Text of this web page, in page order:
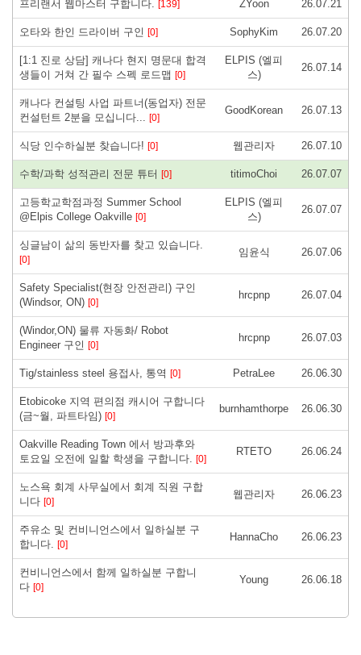
프리랜서 웹마스터 구합니다. [139] ZYoon 26.07.21
오타와 한인 드라이버 구인 [0] SophyKim 26.07.20
[1:1 진로 상담] 캐나다 현지 명문대 합격
생들이 거쳐 간 필수 스펙 로드맵 [0]
ELPIS (엘피
스)
26.07.14
캐나다 컨설팅 사업 파트너(동업자) 전문
컨설턴트 2분을 모십니다... [0]
GoodKorean 26.07.13
식당 인수하실분 찾습니다! [0] 웹관리자 26.07.10
수학/과학 성적관리 전문 튜터 [0] titimoChoi 26.07.07
고등학교학점과정 Summer School
@Elpis College Oakville [0]
ELPIS (엘피
스)
26.07.07
싱글남이 삶의 동반자를 찾고 있습니다.
[0]
임윤식 26.07.06
Safety Specialist(현장 안전관리) 구인
(Windsor, ON) [0]
hrcpnp 26.07.04
(Windor,ON) 물류 자동화/ Robot
Engineer 구인 [0]
hrcpnp 26.07.03
Tig/stainless steel 용접사, 통역 [0] PetraLee 26.06.30
Etobicoke 지역 편의점 캐시어 구합니다
(금~월, 파트타임) [0]
burnhamthorpe 26.06.30
Oakville Reading Town 에서 방과후와
토요일 오전에 일할 학생을 구합니다. [0]
RTETO 26.06.24
노스욕 회계 사무실에서 회계 직원 구합
니다 [0]
웹관리자 26.06.23
주유소 및 컨비니언스에서 일하실분 구
합니다. [0]
HannaCho 26.06.23
컨비니언스에서 함께 일하실분 구합니
다 [0]
Young 26.06.18